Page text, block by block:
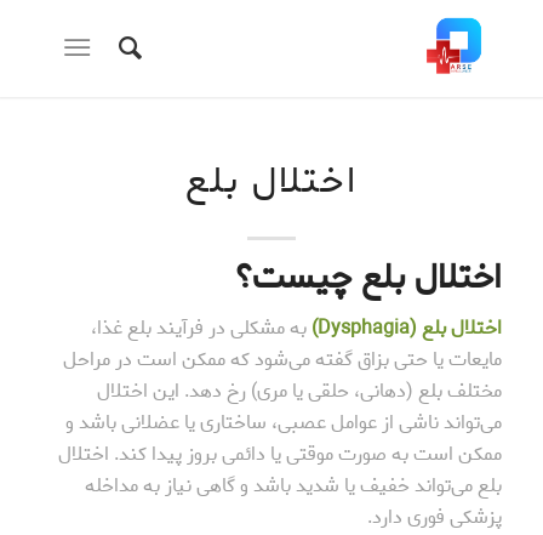
اختلال بلع
اختلال بلع چیست؟
اختلال بلع(Dysphagia)
به مشکلی در فرآیند بلع غذا،
مایعات یا حتی بزاق گفته می‌شود که ممکن است در مراحل
مختلف بلع (دهانی، حلقی یا مری) رخ دهد. این اختلال
می‌تواند ناشی از عوامل عصبی، ساختاری یا عضلانی باشد و
ممکن است به صورت موقتی یا دائمی بروز پیدا کند. اختلال
بلع می‌تواند خفیف یا شدید باشد و گاهی نیاز به مداخله
پزشکی فوری دارد.